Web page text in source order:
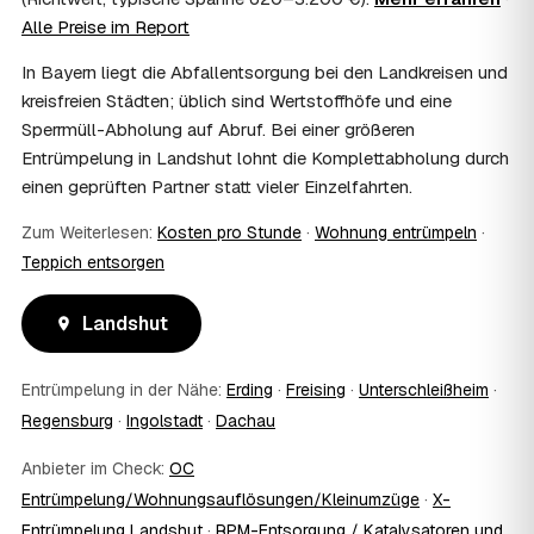
einem vom Amt veranlassten Umzug. Wichtig: Den Antrag
stellen Sie vor Auftragserteilung beim zuständigen Amt
Zentrum vermittelt die Entrümpler, entscheidet aber nicht
über die Kostenübernahme.
08 Bekomme ich einen Entsorgungsnachweis?
Ja. Die Partner entsorgen über zugelassene Höfe und
stellen auf Wunsch einen Entsorgungsnachweis aus —
oder die eigene Dokumentation.
09 Muss ich bei der Entrümpelung anwesend sein?
Nicht zwingend. Viele Kunden in Landshut sind nur zur
Übergabe und zum Abschluss vor Ort; den genauen
Ablauf — etwa die Schlüsselübergabe — stimmen Sie
10 Was ist im Festpreis enthalten?
Der Festpreis deckt in der Regel das komplette
fachgerechte Entsorgung ab — auf Wunsch inklusive
besenreiner Übergabe. Es gibt keine versteckten
Zusatzkosten: Was vereinbart ist, gilt. Anrechenbare
Alle Preise im Report
In Bayern liegt die Abfallentsorgung bei den Landkreisen und
kreisfreien Städten; üblich sind Wertstoffhöfe und eine
Sperrmüll-Abholung auf Abruf. Bei einer größeren
Entrümpelung in Landshut lohnt die Komplettabholung durch
einen geprüften Partner statt vieler Einzelfahrten.
Zum Weiterlesen: Kosten pro Stunde · Wohnung entrümpeln ·
Teppich entsorgen
Landshut
Entrümpelung in der Nähe: Erding · Freising · Unterschleißheim ·
Regensburg · Ingolstadt · Dachau
Anbieter im Check: OC
Entrümpelung/Wohnungsauflösungen/Kleinumzüge · X-